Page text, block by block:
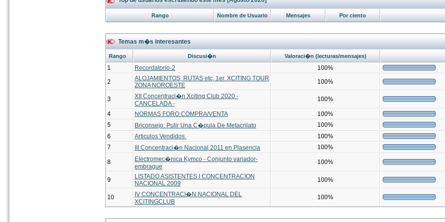
Rango Nombre de Usuario Mensajes Por ciento
Temas m�s interesantes
Rango Discusi�n Valoraci�n (lecturas/mensajes)
1 Recordatorio-2
100%
2
ALOJAMIENTOS, RUTAS etc, 1er. XCITING TOUR
ZONA NOROESTE
100%
3
XII Concentraci�n Xciting Club 2020 -
CANCELADA -
100%
4 NORMAS FORO COMPRA/VENTA
100%
5
Briconsejo: Pulir Una C�pula De Metacrilato
100%
6
Articulos Vendidos.
100%
7
III Concentraci�n Nacional 2011 en Plasencia 100%
8
Electromec�nica Kymco - Conjunto variador-
embrague
100%
9
LISTADO ASISTENTES I CONCENTRACION
NACIONAL 2009
100%
10
IV CONCENTRACI�N NACIONAL DEL
XCITINGCLUB
100%